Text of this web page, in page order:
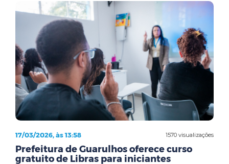
1570 visualizações
17/03/2026, às 13:58
Prefeitura de Guarulhos oferece curso
gratuito de Libras para iniciantes